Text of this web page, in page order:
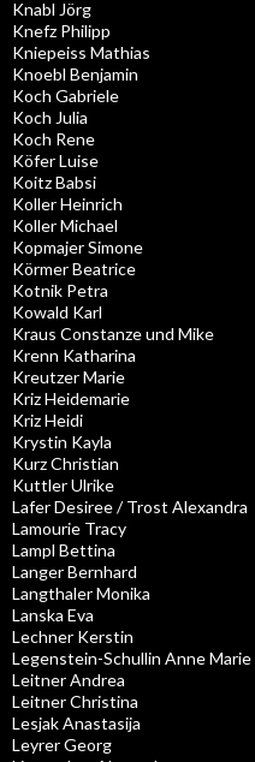
Knabl Jörg
Knefz Philipp
Kniepeiss Mathias
Knoebl Benjamin
Koch Gabriele
Koch Julia
Koch Rene
Köfer Luise
Koitz Babsi
Koller Heinrich
Koller Michael
Kopmajer Simone
Körmer Beatrice
Kotnik Petra
Kowald Karl
Kraus Constanze und Mike
Krenn Katharina
Kreutzer Marie
Kriz Heidemarie
Kriz Heidi
Krystin Kayla
Kurz Christian
Kuttler Ulrike
Lafer Desiree / Trost Alexandra
Lamourie Tracy
Lampl Bettina
Langer Bernhard
Langthaler Monika
Lanska Eva
Lechner Kerstin
Legenstein-Schullin Anne Marie
Leitner Andrea
Leitner Christina
Lesjak Anastasija
Leyrer Georg